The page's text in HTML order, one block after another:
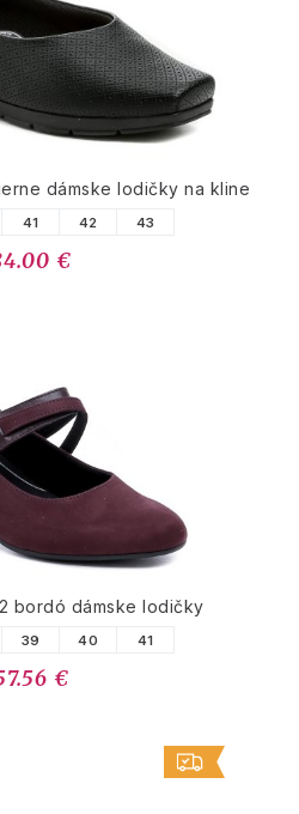
dámske lodičky na kline
41 42 43
€
bordó dámske lodičky
39 40 41
€